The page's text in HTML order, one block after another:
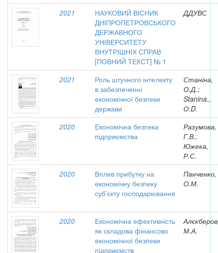
2021
НАУКОВИЙ ВІСНИК
ДНІПРОПЕТРОВСЬКОГО
ДЕРЖАВНОГО
УНІВЕРСИТЕТУ
ВНУТРІШНІХ СПРАВ
[ПОВНИЙ ТЕКСТ] № 1
ДДУВС
2021
Роль штучного інтелекту
в забезпеченні
економічної безпеки
держави
Станіна,
О.Д.;
Stanina.,
О.D.
2020
Економічна безпека
підприємства
Разумова,
Г.В.;
Южека,
Р.С.
2020
Вплив прибутку на
економічну безпеку
суб’єкту господарювання
Панченко,
О.М.
2020
Економічна ефективність
як складова фінансово
економічної безпеки
підприємств
М.А.